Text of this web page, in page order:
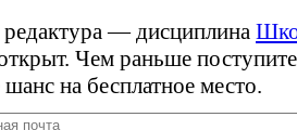
редактура — дисциплина
Чем раньше
на бесплатное место.